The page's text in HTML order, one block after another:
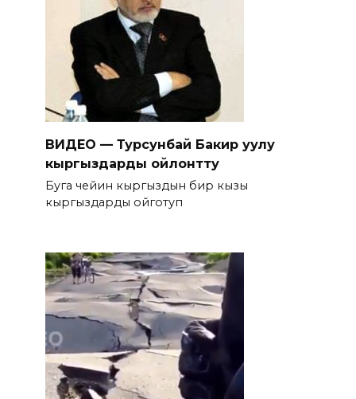
ВИДЕО — Турсунбай Бакир уулу
кыргыздарды ойлонтту
Буга чейин кыргыздын бир кызы
кыргыздарды ойготуп